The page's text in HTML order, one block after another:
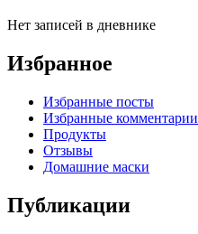
Нет записей в дневнике
Избранное
Избранные посты
Избранные комментарии
Продукты
Отзывы
Домашние маски
Публикации